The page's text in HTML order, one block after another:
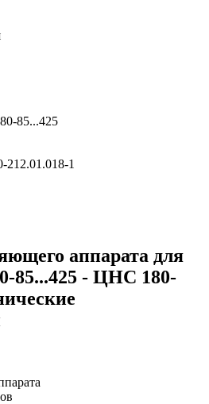
85...425
1
аппарата для
85...425 - ЦНС 180-